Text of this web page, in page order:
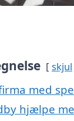
skjul
med
hjælpe